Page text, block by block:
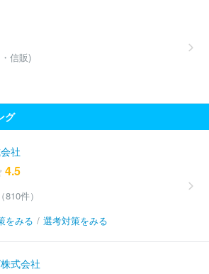
信販)
グ
社
4.5
（810件）
をみる / 選考対策をみる
式会社